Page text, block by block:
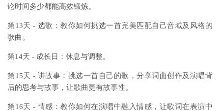
论时间多少都能高效锻炼。
第13天 - 选歌：教你如何挑选一首完美匹配自己音域及风格的
歌曲。
第14天 - 成长日：休息与调整。
第15天 - 讲故事：挑选一首自己的歌，分享词曲创作及演唱背
后的思考与故事，让歌曲更有故事性。
第16天 - 情感：教你如何在演唱中融入情感，让歌词在表演中